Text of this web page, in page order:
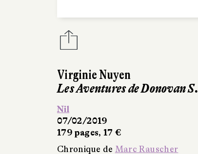
Virginie Nuyen
Les Aventures de Donovan S.
Nil
07/02/2019
179 pages, 17 €
Chronique de Marc Rauscher